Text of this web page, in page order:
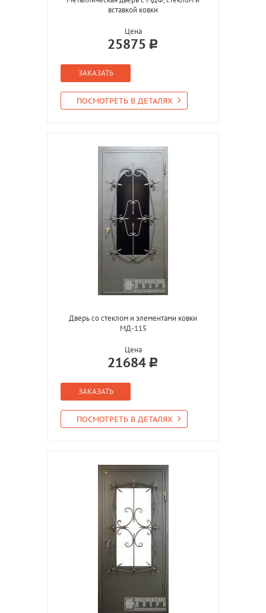
вставкой ковки
Цена
25875
ЗАКАЗАТЬ
ПОСМОТРЕТЬ В ДЕТАЛЯХ
Дверь со стеклом и элементами ковки
МД-115
Цена
21684
ЗАКАЗАТЬ
ПОСМОТРЕТЬ В ДЕТАЛЯХ